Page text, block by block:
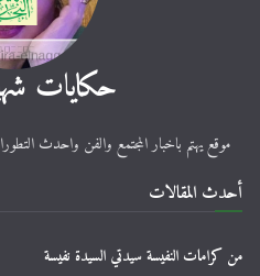
حكايات
موقع يهتم باخبار المجتمع والفن واحدث
أحدث المقالات
من كرامات النفيسة سيدتي السيدة نفيسة